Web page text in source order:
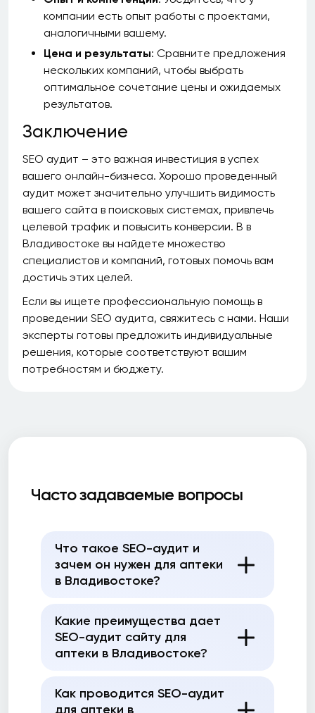
компании есть опыт работы с проектами,
аналогичными вашему.
Цена и результаты: Сравните предложения
нескольких компаний, чтобы выбрать
оптимальное сочетание цены и ожидаемых
результатов.
Заключение
SEO аудит – это важная инвестиция в успех
вашего онлайн-бизнеса. Хорошо проведенный
аудит может значительно улучшить видимость
вашего сайта в поисковых системах, привлечь
целевой трафик и повысить конверсии. В в
Владивостоке вы найдете множество
специалистов и компаний, готовых помочь вам
достичь этих целей.
Если вы ищете профессиональную помощь в
проведении SEO аудита, свяжитесь с нами. Наши
эксперты готовы предложить индивидуальные
решения, которые соответствуют вашим
потребностям и бюджету.
Часто задаваемые вопросы
Что такое SEO-аудит и
зачем он нужен для аптеки
в Владивостоке?
Какие преимущества дает
SEO-аудит сайту для
аптеки в Владивостоке?
Как проводится SEO-аудит
для аптеки в